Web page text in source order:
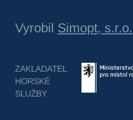
Vyrobil Simopt, s.r.o.
ZAKLADATEL
HORSKÉ
SLUŽBY